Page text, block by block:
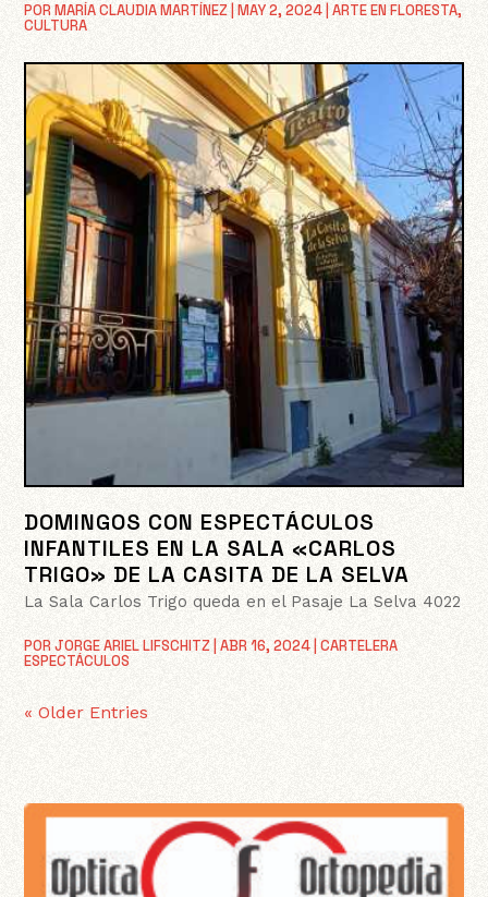
PORMARÍA CLAUDIA MARTÍNEZ |MAY 2, 2024 |ARTE EN FLORESTA,
CULTURA
DOMINGOS CON ESPECTÁCULOS
INFANTILES EN LA SALA «CARLOS
TRIGO» DE LA CASITA DE LA SELVA
PORJORGE ARIEL LIFSCHITZ |ABR 16, 2024 |CARTELERA
ESPECTÁCULOS
La Sala Carlos Trigo queda en el Pasaje La Selva 4022
« Older Entries